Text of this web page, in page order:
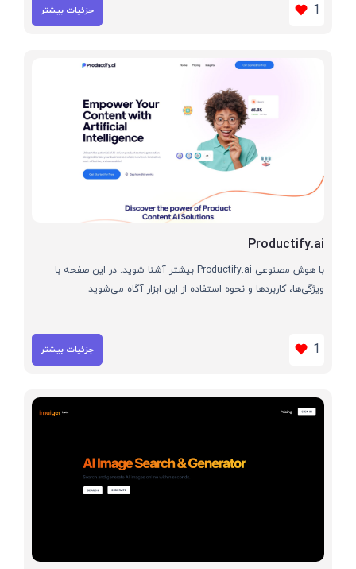
1 جزئیات بیشتر
Productify.ai
با هوش مصنوعی Productify.ai بیشتر آشنا شوید. در این صفحه با
ویژگی‌ها، کاربردها و نحوه استفاده از این ابزار آگاه می‌شوید
1 جزئیات بیشتر